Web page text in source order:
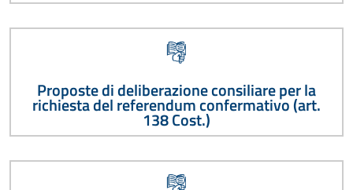
Proposte di deliberazione consiliare per la
richiesta del referendum confermativo (art.
138 Cost.)